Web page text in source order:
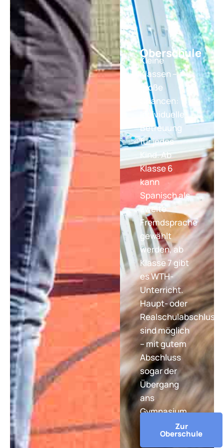
Oberschule
Kleine
Klassen –
große
Chancen:
Individuelle
Betreuung
für jedes
Kind. Ab
Klasse 6
kann
Spanisch als
zweite
Fremdsprache
gewählt
werden, ab
Klasse 7 gibt
es WTH-
Unterricht.
Haupt- oder
Realschulabschluss
sind möglich
– mit gutem
Abschluss
sogar der
Übergang
ans
Gymnasium.
Zur
Oberschule